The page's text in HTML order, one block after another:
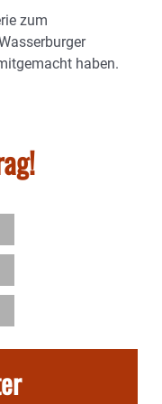
zum
haben.